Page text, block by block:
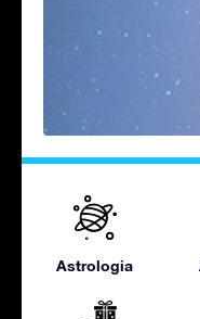
Astrologia